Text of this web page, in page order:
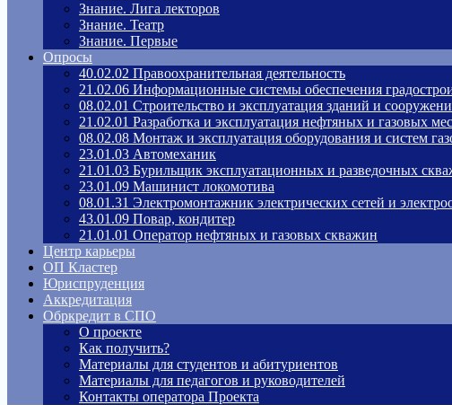
Знание. Лига лекторов
Знание. Театр
Знание. Первые
Опросы
40.02.02 Правоохранительная деятельность
21.02.06 Информационные системы обеспечения
08.02.01 Строительство и эксплуатация зданий и
21.02.01 Разработка и эксплуатация нефтяных и газовых
08.02.08 Монтаж и эксплуатация оборудования и систем
23.01.03 Автомеханик
21.01.03 Бурильщик эксплуатационных и разведочных
23.01.09 Машинист локомотива
08.01.31 Электромонтажник электрических сетей и
43.01.09 Повар, кондитер
21.01.01 Оператор нефтяных и газовых скважин
Центр карьеры
ОП Кластер
Юриспруденция
Аккредитация
Обркредит в СПО
О проекте
Как получить?
Материалы для студентов и абитуриентов
Материалы для педагогов и руководителей
Контакты оператора Проекта